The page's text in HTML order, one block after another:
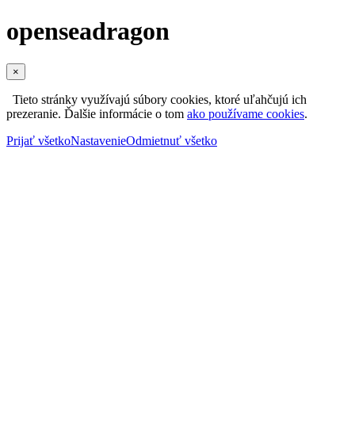
openseadragon
×
Tieto stránky využívajú súbory cookies, ktoré uľahčujú ich
prezeranie. Ďalšie informácie o tom ako používame cookies.
Prijať všetkoNastavenieOdmietnuť všetko